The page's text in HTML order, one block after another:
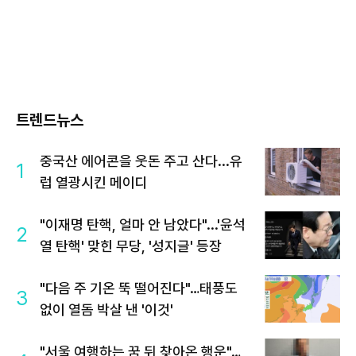
트렌드뉴스
1
중국산 에어콘을 웃돈 주고 산다...유
럽 열광시킨 메이디
2
"이재명 탄핵, 얼마 안 남았다"...'윤석
열 탄핵' 맞힌 무당, '성지글' 등장
3
"다음 주 기온 뚝 떨어진다"…태풍도
없이 열돔 박살 낸 '이것'
"서울 여행하는 꿈 뒤 찾아온 행운"…